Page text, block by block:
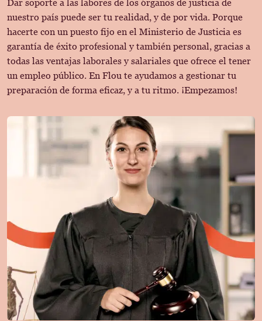
Dar soporte a las labores de los órganos de justicia de
nuestro país puede ser tu realidad, y de por vida. Porque
hacerte con un puesto fijo en el Ministerio de Justicia es
garantía de éxito profesional y también personal, gracias a
todas las ventajas laborales y salariales que ofrece el tener
un empleo público. En Flou te ayudamos a gestionar tu
preparación de forma eficaz, y a tu ritmo. ¡Empezamos!